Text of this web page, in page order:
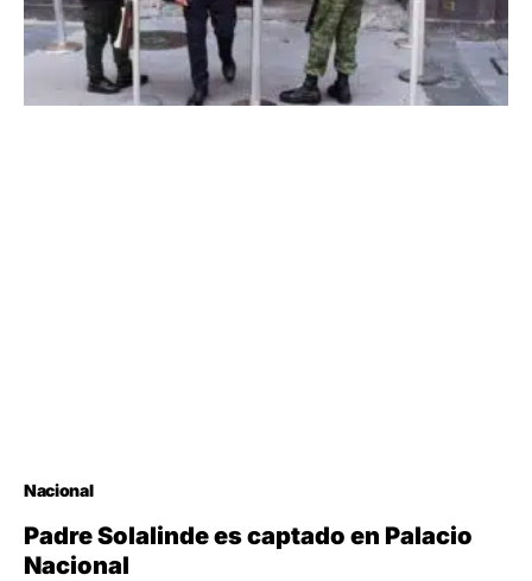
Nacional
Padre Solalinde es captado en Palacio
Nacional